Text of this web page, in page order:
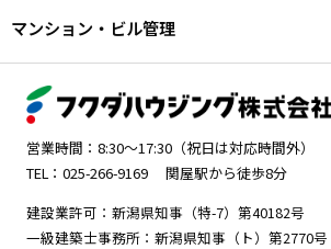
マンション・ビル管理
営業時間：8:30～17:30（祝日は対応時間外）
TEL：025-266-9169
関屋駅から徒歩8分
建設業許可：新潟県知事（特-7）第40182号
一級建築士事務所：新潟県知事（ト）第2770号